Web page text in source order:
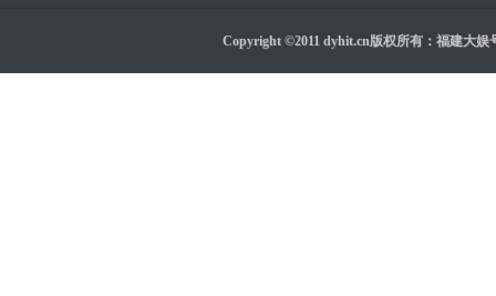
Copyright ©2011 dyhit.cn版权所有：福建大娱